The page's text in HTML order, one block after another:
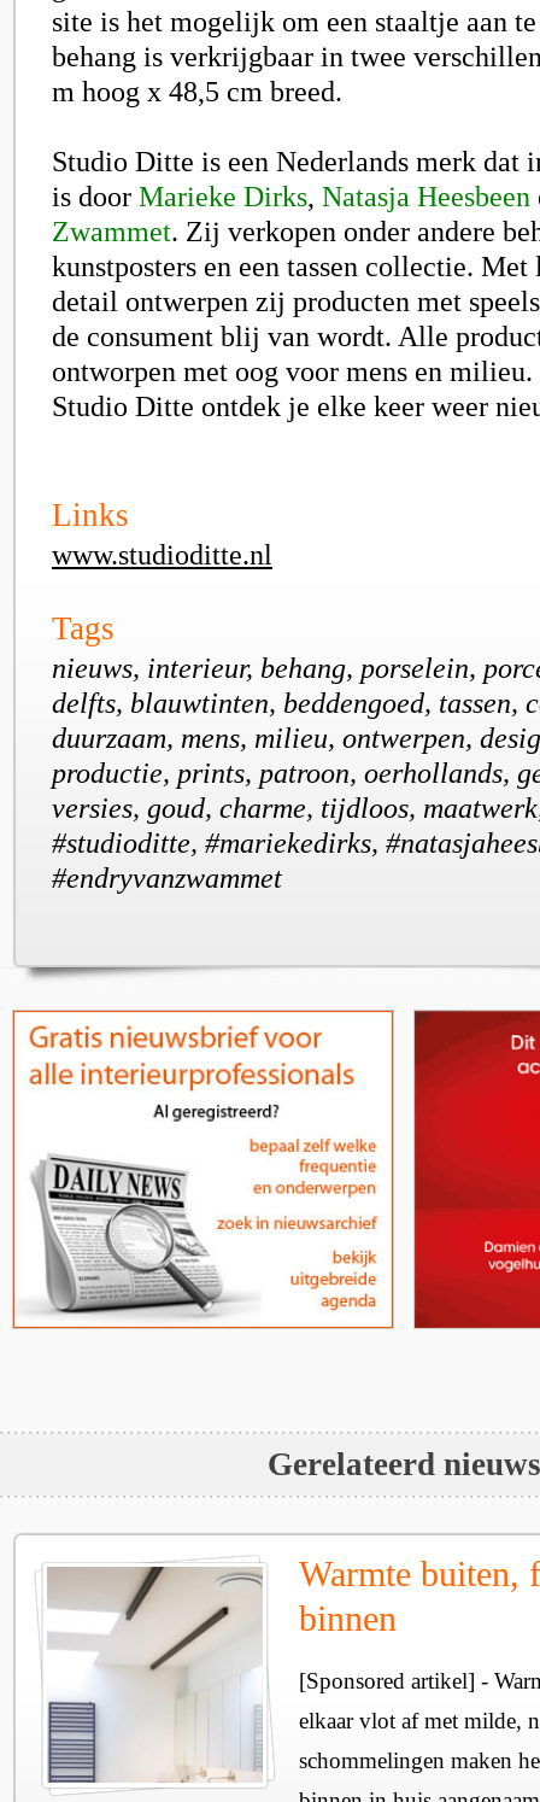
site is het mogelijk om een staaltje aan
behang is verkrijgbaar in twee
m hoog x 48,5 cm breed.
Studio Ditte is een Nederlands merk dat
is door Marieke Dirks, Natasja Heesbeen
Zwammet. Zij verkopen onder andere
kunstposters en een tassen collectie.
detail ontwerpen zij producten met
de consument blij van wordt. Alle
ontworpen met oog voor mens en
Studio Ditte ontdek je elke keer weer
Links
www.studioditte.nl
Tags
nieuws, interieur, behang, porselein,
delfts, blauwtinten, beddengoed, tassen,
duurzaam, mens, milieu, ontwerpen,
productie, prints, patroon, oerhollands,
versies, goud, charme, tijdloos,
#studioditte, #mariekedirks,
#endryvanzwammet
Gerelateerd nieuws
Warmte buiten,
binnen
[Sponsored artikel] -
elkaar vlot af met milde,
schommelingen maken